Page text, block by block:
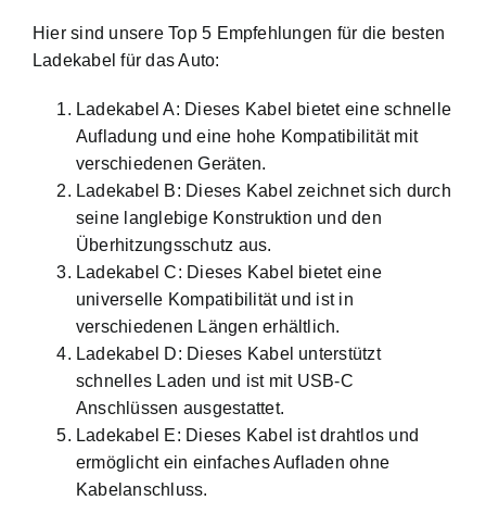
Hier sind unsere Top 5 Empfehlungen für die besten
Ladekabel für das Auto:
Ladekabel A: Dieses Kabel bietet eine schnelle
Aufladung und eine hohe Kompatibilität mit
verschiedenen Geräten.
Ladekabel B: Dieses Kabel zeichnet sich durch
seine langlebige Konstruktion und den
Überhitzungsschutz aus.
Ladekabel C: Dieses Kabel bietet eine
universelle Kompatibilität und ist in
verschiedenen Längen erhältlich.
Ladekabel D: Dieses Kabel unterstützt
schnelles Laden und ist mit USB-C
Anschlüssen ausgestattet.
Ladekabel E: Dieses Kabel ist drahtlos und
ermöglicht ein einfaches Aufladen ohne
Kabelanschluss.